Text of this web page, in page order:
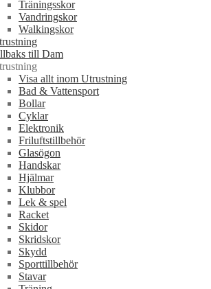
Träningsskor
Vandringskor
Walkingskor
till Dam
Visa allt inom Utrustning
Bad & Vattensport
Bollar
Cyklar
Elektronik
Friluftstillbehör
Glasögon
Handskar
Hjälmar
Klubbor
Lek & spel
Racket
Skidor
Skridskor
Skydd
Sporttillbehör
Stavar